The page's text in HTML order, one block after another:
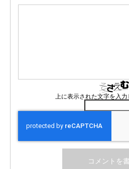
上に表示された文字を入力